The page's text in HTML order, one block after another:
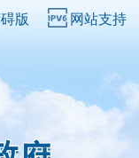
版 网站支持